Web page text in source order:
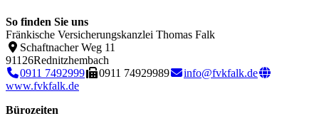
So finden Sie uns
Fränkische Versicherungskanzlei Thomas Falk
Schaftnacher Weg 11
91126Rednitzhembach
0911 7492999
0911 74929989
info@fvkfalk.de
www.fvkfalk.de
Bürozeiten